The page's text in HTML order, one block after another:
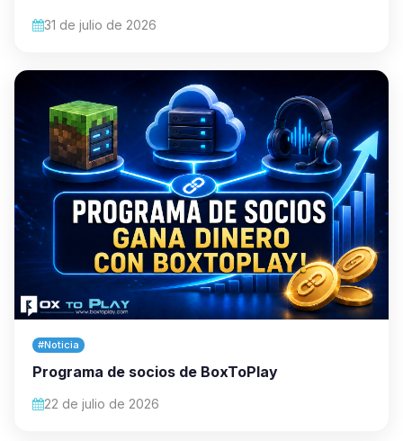
31 de julio de 2026
#Noticia
Programa de socios de BoxToPlay
22 de julio de 2026